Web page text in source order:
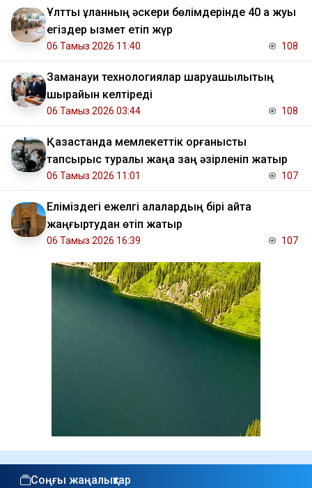
Ұлттық ұланның әскери бөлімдерінде 40 қа жуық
егіздер қызмет етіп жүр
06 Тамыз 2026 11:40 108
Заманауи технологиялар шаруашылықтың
шырайын келтіреді
06 Тамыз 2026 03:44 108
Қазақстанда мемлекеттік қорғаныстық
тапсырыс туралы жаңа заң әзірленіп жатыр
06 Тамыз 2026 11:01 107
Еліміздегі ежелгі қалалардың бірі қайта
жаңғыртудан өтіп жатыр
06 Тамыз 2026 16:39 107
Соңғы жаңалықтар